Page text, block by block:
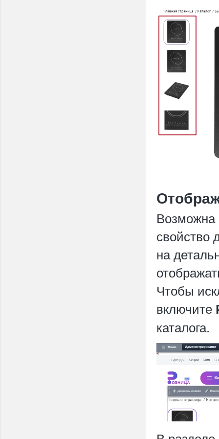
Возможна
свойство
на
Чтобы
включите
каталога.